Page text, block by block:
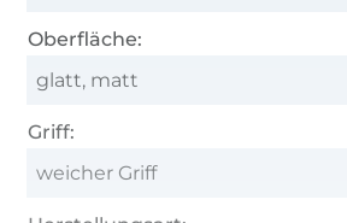
Oberfläche:
glatt, matt
Griff:
weicher Griff